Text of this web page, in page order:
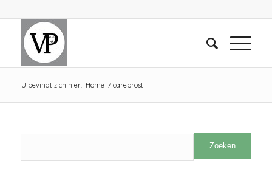
U bevindt zich hier: Home / careprost